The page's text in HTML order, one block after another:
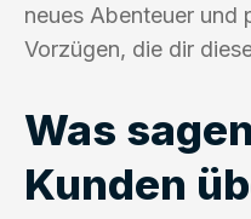
neues Abenteuer und
Vorzügen, die dir
Was
Kunden